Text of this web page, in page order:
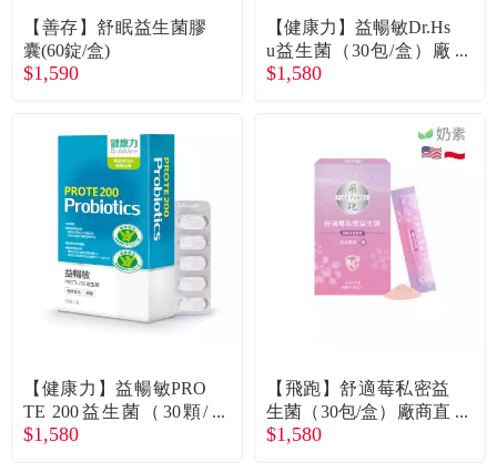
【善存】舒眠益生菌膠
囊(60錠/盒)
$1,590
【健康力】益暢敏Dr.Hs
u益生菌（30包/盒）廠
商直送
$1,580
【健康力】益暢敏PRO
TE 200益生菌（30顆/
盒）廠商直送
$1,580
【飛跑】舒適莓私密益
生菌（30包/盒）廠商直
送
$1,580